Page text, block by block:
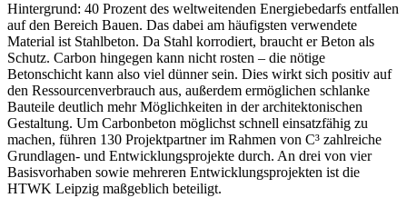
Hintergrund: 40 Prozent des weltweitenden Energiebedarfs entfallen
auf den Bereich Bauen. Das dabei am häufigsten verwendete
Material ist Stahlbeton. Da Stahl korrodiert, braucht er Beton als
Schutz. Carbon hingegen kann nicht rosten – die nötige
Betonschicht kann also viel dünner sein. Dies wirkt sich positiv auf
den Ressourcenverbrauch aus, außerdem ermöglichen schlanke
Bauteile deutlich mehr Möglichkeiten in der architektonischen
Gestaltung. Um Carbonbeton möglichst schnell einsatzfähig zu
machen, führen 130 Projektpartner im Rahmen von C³ zahlreiche
Grundlagen- und Entwicklungsprojekte durch. An drei von vier
Basisvorhaben sowie mehreren Entwicklungsprojekten ist die
HTWK Leipzig maßgeblich beteiligt.